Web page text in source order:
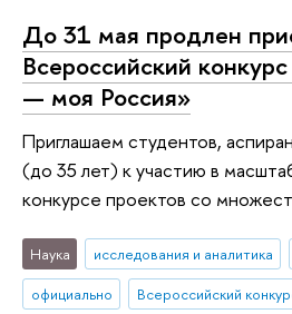
До 31 мая продлен
Всероссийский
— моя Россия»
Приглашаем студентов,
(до 35 лет) к участию в
конкурсе проектов со
Наука исследования и аналитика
официально
Всероссийский